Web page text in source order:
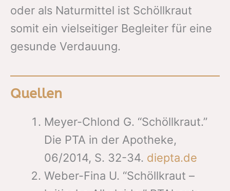
oder als Naturmittel ist Schöllkraut
somit ein vielseitiger Begleiter für eine
gesunde Verdauung.
Quellen
Meyer-Chlond G. “Schöllkraut.”
Die PTA in der Apotheke,
06/2014, S. 32-34. diepta.de
Weber-Fina U. “Schöllkraut –